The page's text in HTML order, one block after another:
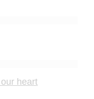
heart